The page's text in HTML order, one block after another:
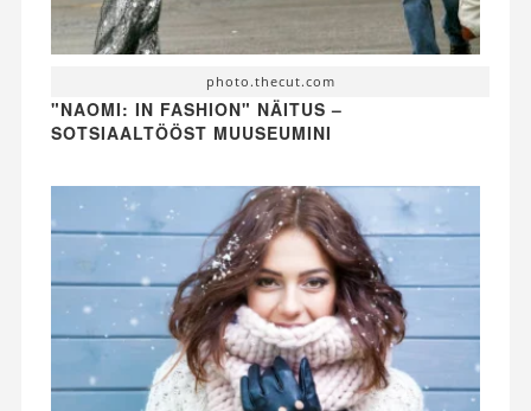
photo.thecut.com
"NAOMI: IN FASHION" NÄITUS –
SOTSIAALTÖÖST MUUSEUMINI